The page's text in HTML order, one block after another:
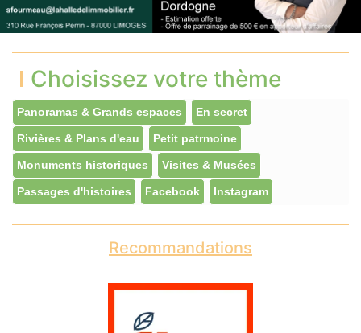
Choisissez votre thème
Panoramas & Grands espaces En secret
Rivières & Plans d'eau Petit patrmoine
Monuments historiques Visites & Musées
Passages d'histoires Facebook Instagram
Recommandations